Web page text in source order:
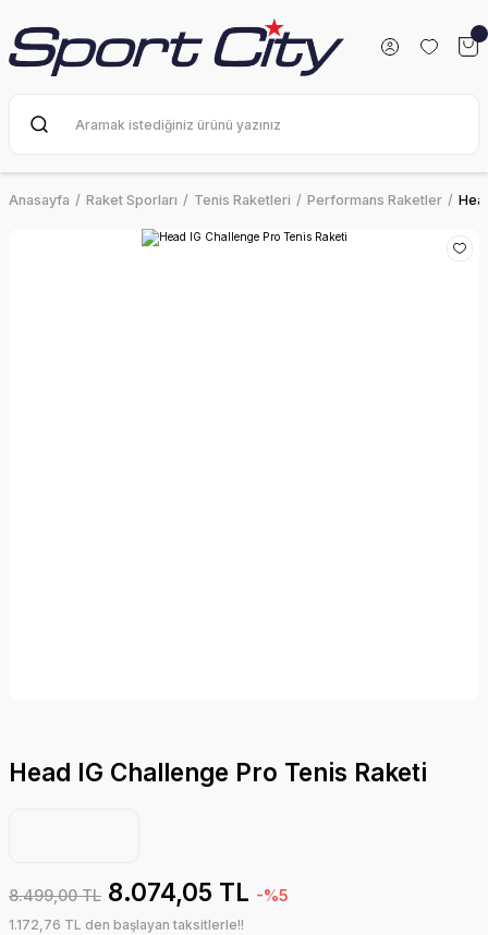
Anasayfa Raket Sporları Tenis Raketleri Performans Raketler
Head IG Challenge Pro Tenis Raketi
8.499,00 TL 8.074,05 TL -%5
1.172,76 TL den başlayan taksitlerle!!